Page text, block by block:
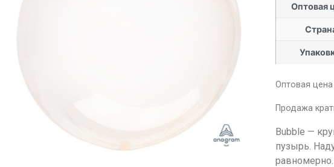
Оптовая
Оптовая
Продажа
Bubble —
пузырь.